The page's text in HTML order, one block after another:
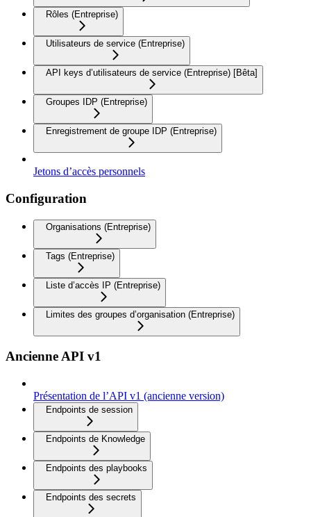
Rôles (Entreprise)
Utilisateurs de service (Entreprise)
API keys d’utilisateurs de service (Entreprise) [Bêta]
Groupes IDP (Entreprise)
Enregistrement de groupe IDP (Entreprise)
Jetons d’accès personnels
Configuration
Organisations (Entreprise)
Tags (Entreprise)
Liste d’accès IP (Entreprise)
Limites des groupes d’organisation (Entreprise)
Ancienne API v1
Présentation de l’API v1 (ancienne version)
Endpoints de session
Endpoints de Knowledge
Endpoints des playbooks
Endpoints des secrets